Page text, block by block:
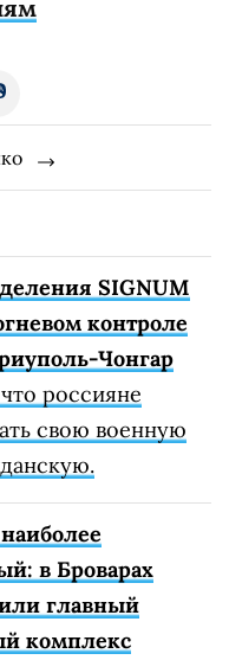
SIGNUM
контроле
Чонгар
россияне
свою военную
в Броварах
главный
комплекс